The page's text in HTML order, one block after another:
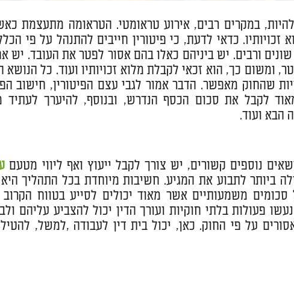
להיות, במקרים רבים, אירוע טראומטי. הטראומה מתעצמת
זכויותיו. כדאי לדעת, כי פיטורין חייבים להתנהל על פי
שונים ורבים. יש ביניהם כאלו בהם אסור לפטר את העובד.
ומשום כך, הוא זכאי לקבלת מלוא זכויותיו ועוד. כל הנושא
שהחוק מאפשר. הדבר אמור לגבי עצם הפיטורין, חישוב
לקבל את סכום הכסף הנדרש, ובנוסף, להיערך לעתיד
הבא ועוד.
נוספים קשורים, יש צורך לקבל ייעוץ ואף ליווי מטעם
ביותר לתבוע את המגיע. חשיבות מיוחדת בכל התהליך היא
משמעותיים אשר מאוד יכולים לסייע בטווח
פעולות בלתי חוקיות ועורך הדין יכול להצביע עליהם
על פי החוק. כאן, יכול בית דין לעבודה ,למשל,